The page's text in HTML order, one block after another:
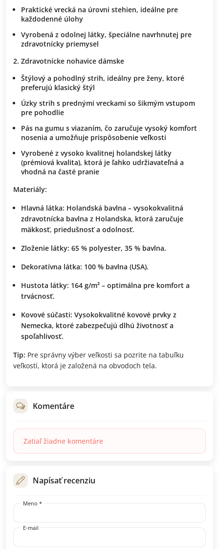
Praktické vrecká na úrovni stehien, ideálne pre
každodenné úlohy
Vyrobená z odolnej látky, špeciálne navrhnutej pre
zdravotnícky priemysel
Zdravotnícke nohavice dámske
Štýlový a pohodlný strih, ideálny pre ženy, ktoré
preferujú klasický štýl
Úzky strih s prednými vreckami so šikmým vstupom
pre pohodlie
Pás na gumu s viazaním, čo zaručuje vysoký komfort
nosenia a umožňuje prispôsobenie veľkosti
Vyrobené z vysoko kvalitnej holandskej látky
(prémiová kvalita), ktorá je ľahko udržiavateľná a
vhodná na časté pranie
Materiály:
Hlavná látka: Holandská bavlna – vysokokvalitná
zdravotnícka bavlna z Holandska, ktorá zaručuje
mäkkosť, priedušnosť a odolnosť.
Zloženie látky: 65 % polyester, 35 % bavlna.
Dekoratívna látka: 100 % bavlna (USA).
Hustota látky: 164 g/m² – optimálna pre komfort a
trvácnosť.
Kovové súčasti: Vysokokvalitné kovové prvky z
Nemecka, ktoré zabezpečujú dlhú životnosť a
spoľahlivosť.
Tip: Pre správny výber veľkosti sa pozrite na tabuľku
veľkostí, ktorá je založená na obvodoch tela.
Komentáre
Zatiaľ žiadne komentáre
Napísať recenziu
Meno *
E-mail